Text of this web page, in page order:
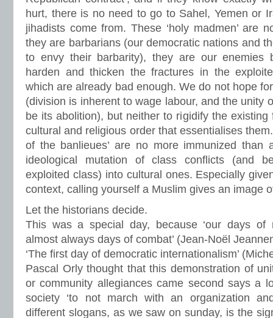
hurt, there is no need to go to Sahel, Yemen or
jihadists come from. These ‘holy madmen’ are
they are barbarians (our democratic nations and
to envy their barbarity), they are our enemies
harden and thicken the fractures in the
which are already bad enough. We do not hope
(division is inherent to wage labour, and the unity
be its abolition), but neither to rigidify the
cultural and religious order that essentialises
of the banlieues’ are no more immunized than
ideological mutation of class conflicts (and
exploited class) into cultural ones. Especially
context, calling yourself a Muslim gives an image
Let the historians decide.
This was a special day, because ‘our days of
almost always days of combat’ (Jean-Noël
‘The first day of democratic internationalism’
Pascal Orly thought that this demonstration of
or community allegiances came second says a
society ‘to not march with an organization
different slogans, as we saw on sunday, is the